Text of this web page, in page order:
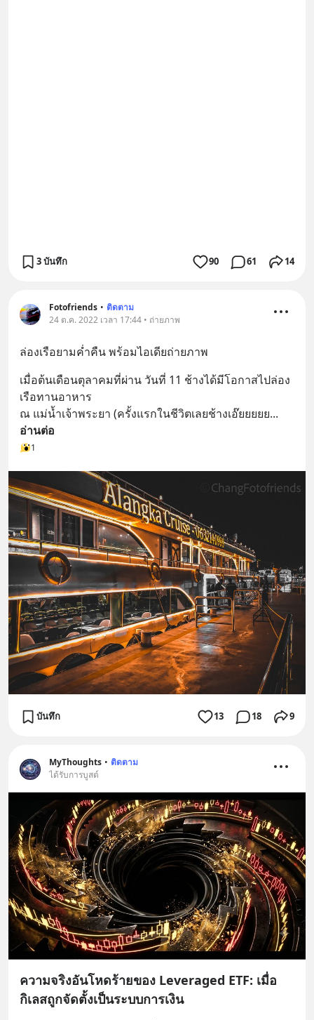
3 บันทึก 90 61 14
Fotofriends • ติดตาม
24 ต.ค. 2022 เวลา 17:44 • ถ่ายภาพ
ล่องเรือยามค่ำคืน พร้อมไอเดียถ่ายภาพ
เมื่อต้นเดือนตุลาคมที่ผ่าน วันที่ 11 ช้างได้มีโอกาสไปล่อง
เรือทานอาหาร
ณ แม่น้ำเจ้าพระยา (ครั้งแรกในชีวิตเลยช้างเอ๊ยยยยย
อ่านต่อ
1
บันทึก 13 18 9
MyThoughts • ติดตาม
ได้รับการบูสต์
ความจริงอันโหดร้ายของ Leveraged ETF: เมื่อ
กิเลสถูกจัดตั้งเป็นระบบการเงิน